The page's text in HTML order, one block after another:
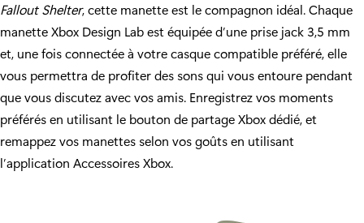
Fallout Shelter, cette manette est le compagnon idéal. Chaque
manette Xbox Design Lab est équipée d’une prise jack 3,5 mm
et, une fois connectée à votre casque compatible préféré, elle
vous permettra de profiter des sons qui vous entoure pendant
que vous discutez avec vos amis. Enregistrez vos moments
préférés en utilisant le bouton de partage Xbox dédié, et
remappez vos manettes selon vos goûts en utilisant
l’application Accessoires Xbox.